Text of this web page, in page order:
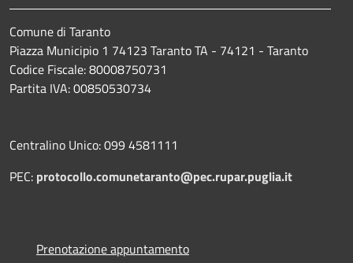
Comune di Taranto
Piazza Municipio 1 74123 Taranto TA - 74121 - Taranto
Codice Fiscale: 80008750731
Partita IVA: 00850530734
Centralino Unico: 099 4581111
PEC: protocollo.comunetaranto@pec.rupar.puglia.it
Prenotazione appuntamento